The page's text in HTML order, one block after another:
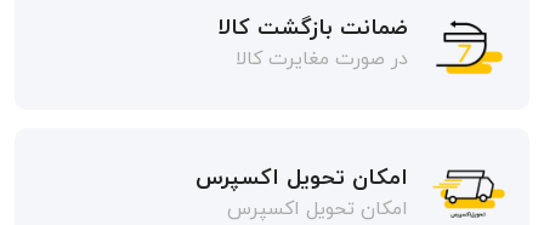
ضمانت بازگشت کالا
در صورت مغایرت کالا
امکان تحویل اکسپرس
امکان تحویل اکسپرس